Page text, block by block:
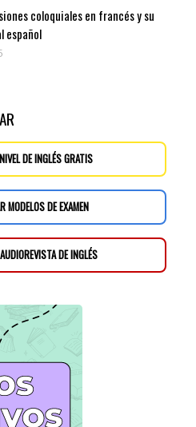
coloquiales en francés y su
español
DE INGLÉS GRATIS
MODELOS DE EXAMEN
DE INGLÉS